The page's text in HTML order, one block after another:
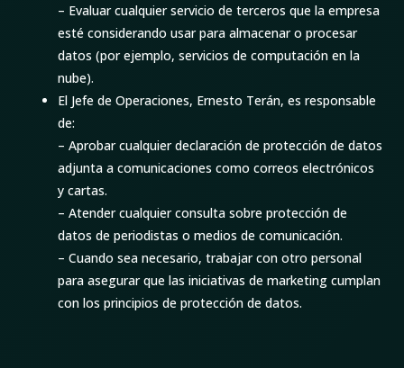
– Evaluar cualquier servicio de terceros que la empresa
esté considerando usar para almacenar o procesar
datos (por ejemplo, servicios de computación en la
nube).
El Jefe de Operaciones, Ernesto Terán, es responsable
de:
– Aprobar cualquier declaración de protección de datos
adjunta a comunicaciones como correos electrónicos
y cartas.
– Atender cualquier consulta sobre protección de
datos de periodistas o medios de comunicación.
– Cuando sea necesario, trabajar con otro personal
para asegurar que las iniciativas de marketing cumplan
con los principios de protección de datos.